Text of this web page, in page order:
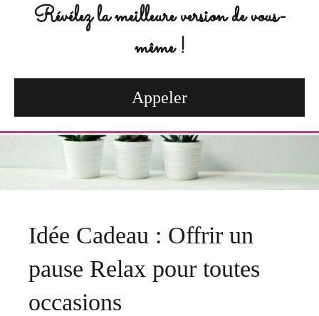
Révélez la meilleure version de vous-
même !
Appeler
Idée Cadeau : Offrir un
pause Relax pour toutes
occasions